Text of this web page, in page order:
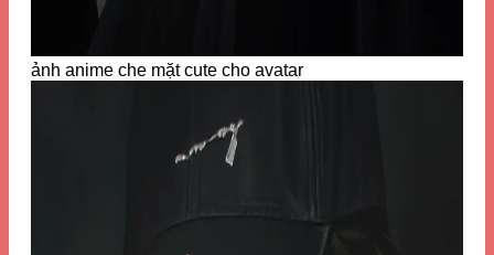
ảnh anime che mặt cute cho avatar